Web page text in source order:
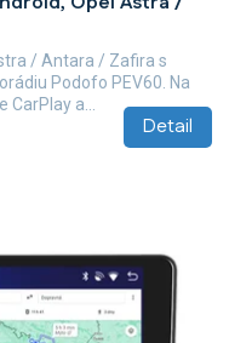
Detail
/ Antara / Zafira s
Podofo PEV60. Na
a...